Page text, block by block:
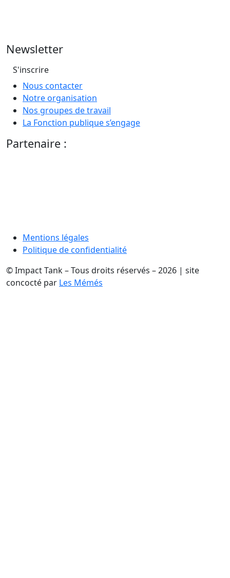
Newsletter
S'inscrire
Nous contacter
Notre organisation
Nos groupes de travail
La Fonction publique s’engage
Partenaire :
Mentions légales
Politique de confidentialité
© Impact Tank – Tous droits réservés – 2026 | site
concocté par Les Mémés